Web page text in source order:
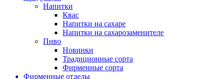
Напитки
Квас
Напитки на сахаре
Напитки на сахарозаменителе
Пиво
Новинки
Традиционные сорта
Фирменные сорта
Фирменные отделы